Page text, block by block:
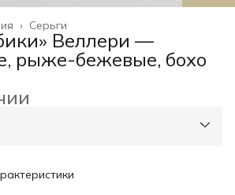
Серьги
›
Веллери —
рыже-бежевые, бохо